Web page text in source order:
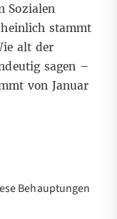
Sozialen
stammt
alt der
sagen –
von Januar
Behauptungen